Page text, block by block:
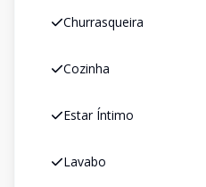
Churrasqueira
Cozinha
Estar Íntimo
Lavabo